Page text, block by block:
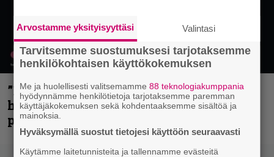
”Mitalini näyttää ihan plektralta” –
huippu-uimari jamittelee Megadethiä
palkinnollaan
Arvostamme yksityisyyttäsi Valintasi
Tarvitsemme suostumuksesi tarjotaksemme
henkilökohtaisen käyttökokemuksen
Me ja huolellisesti valitsemamme88 teknologiakumppania
hyödynnämme henkilötietoja tarjotaksemme paremman
käyttäjäkokemuksen sekä kohdentaaksemme sisältöä ja
mainoksia.
Hyväksymällä suostut tietojesi käyttöön seuraavasti
Käytämme laitetunnisteita ja tallennamme evästeitä